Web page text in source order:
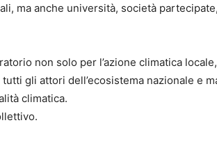
ma anche università, società
non solo per l’azione climatica
gli attori dell’ecosistema nazionale e
climatica.